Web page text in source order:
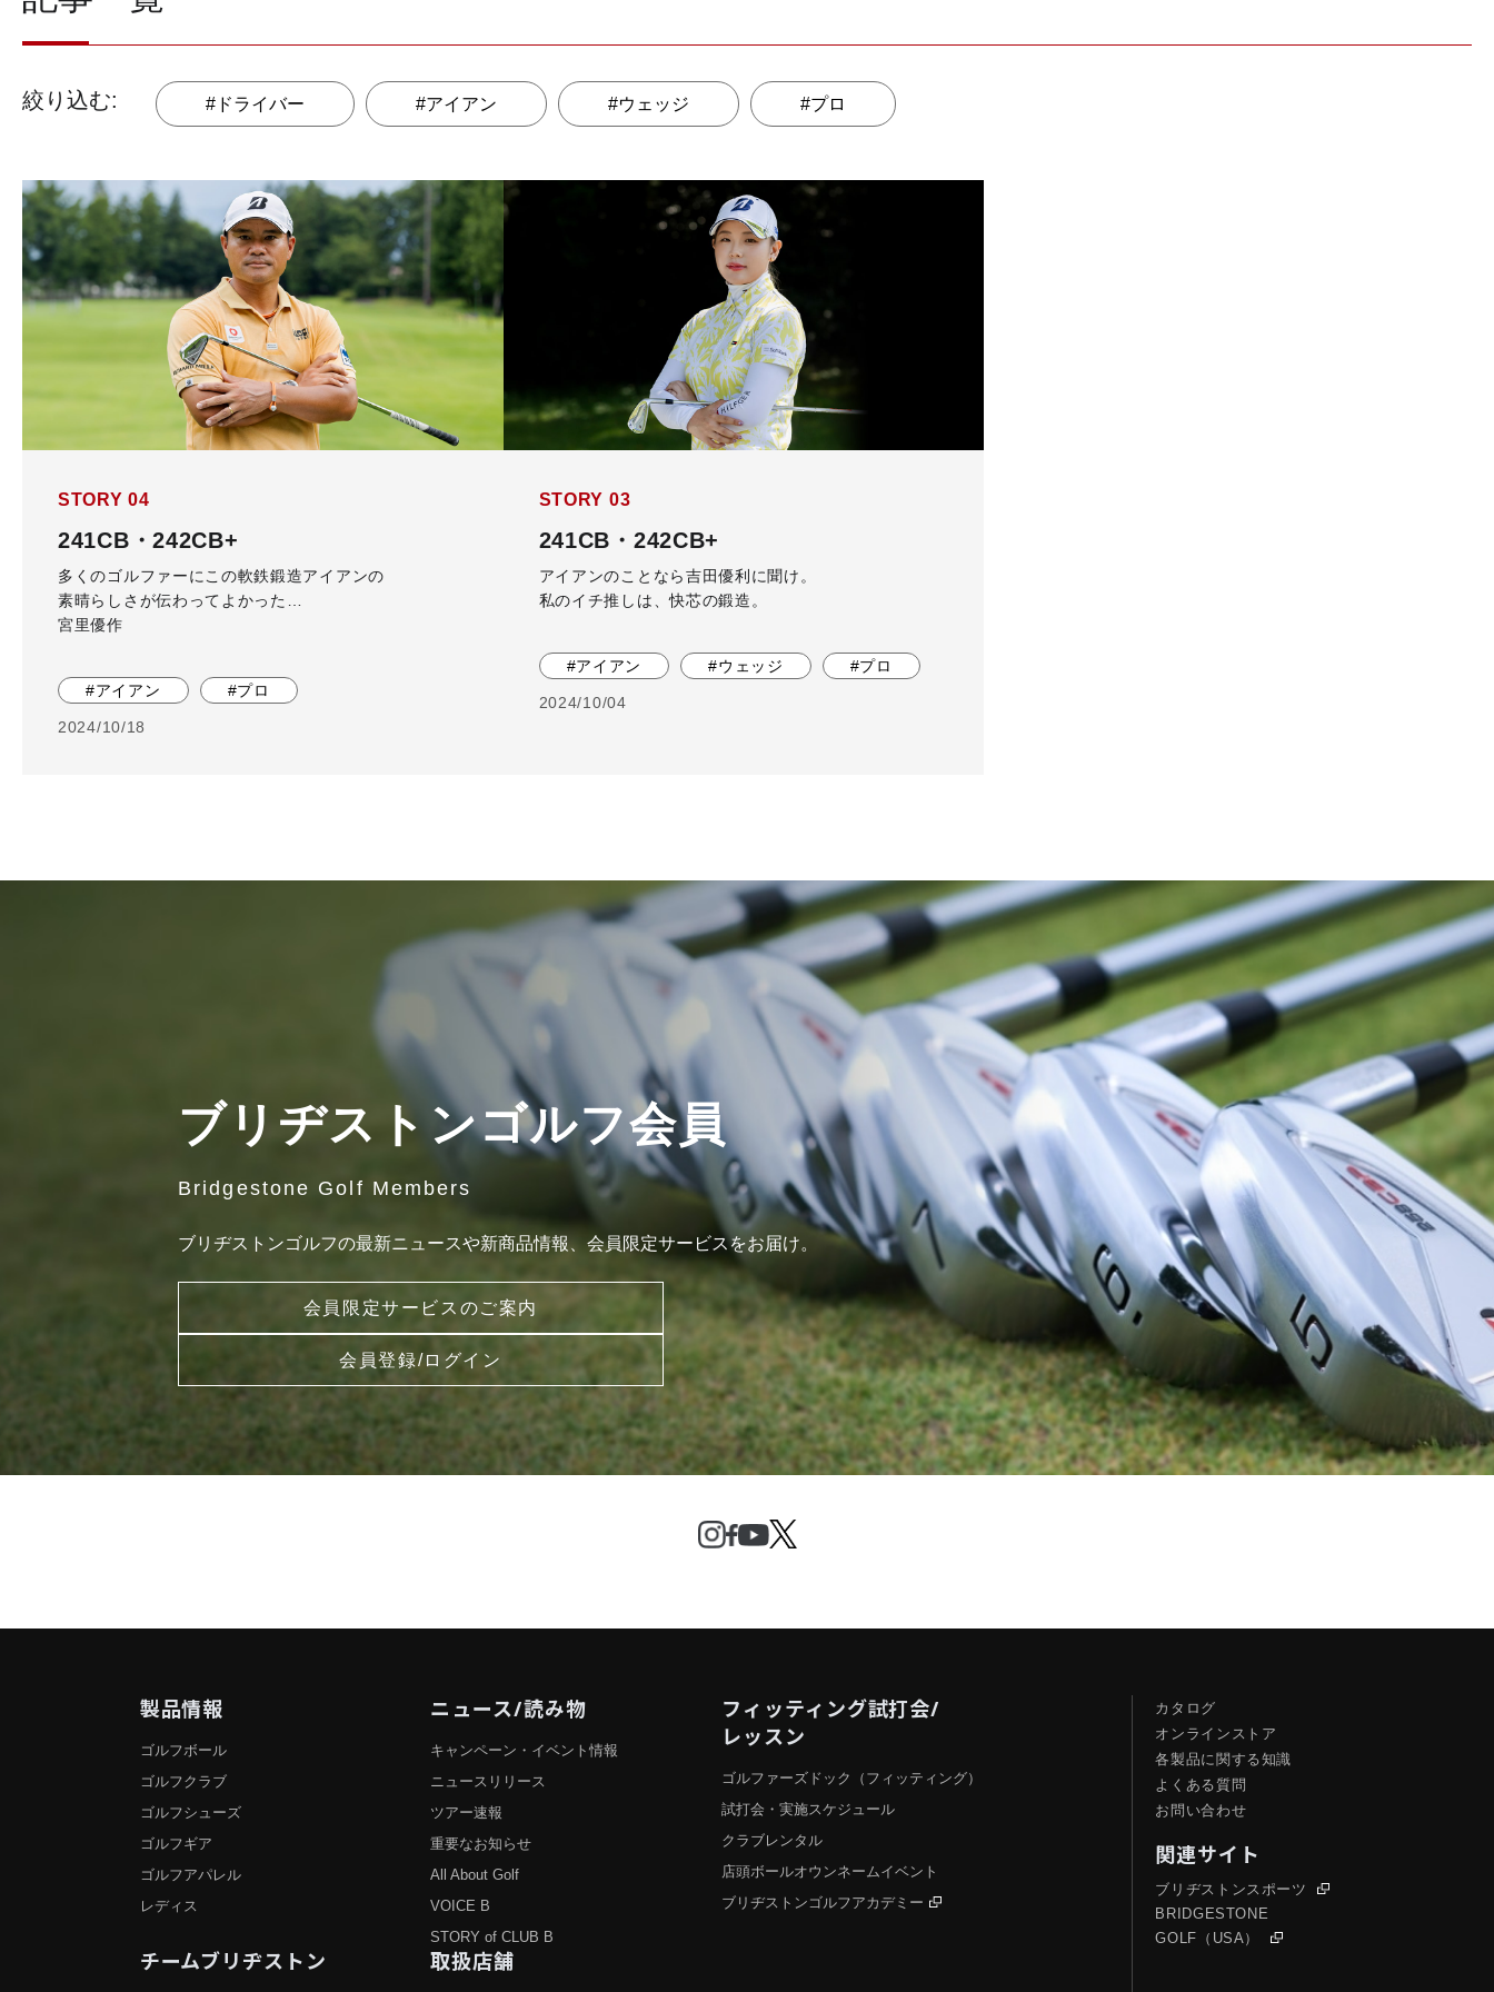
ドライバー アイアン ウェッジ プロ
STORY 04
241CB・242CB+
多くのゴルファーにこの軟鉄鍛造アイアンの
素晴らしさが伝わってよかった…
宮里優作
#アイアン #プロ
2024/10/18
STORY 03
241CB・242CB+
アイアンのことなら吉田優利に聞け。
私のイチ推しは、快芯の鍛造。
#アイアン #ウェッジ #プロ
2024/10/04
ブリヂストンゴルフ会員
Bridgestone Golf Members
ブリヂストンゴルフの最新ニュースや新商品情報、会員限定サービスをお届け。
会員限定サービスのご案内
会員登録/ログイン
製品情報
ゴルフボール
ゴルフクラブ
ゴルフシューズ
ゴルフギア
ゴルフアパレル
レディス
ニュース/読み物
キャンペーン・イベント情報
ニュースリリース
ツアー速報
重要なお知らせ
All About Golf
VOICE B
STORY of CLUB B
フィッティング試打会/
レッスン
ゴルファーズドック（フィッティング）
試打会・実施スケジュール
クラブレンタル
店頭ボールオウンネームイベント
ブリヂストンゴルフアカデミー
チームブリヂストン 取扱店舗
カタログ
オンラインストア
各製品に関する知識
よくある質問
お問い合わせ
関連サイト
ブリヂストンスポーツ
BRIDGESTONE
GOLF（USA）